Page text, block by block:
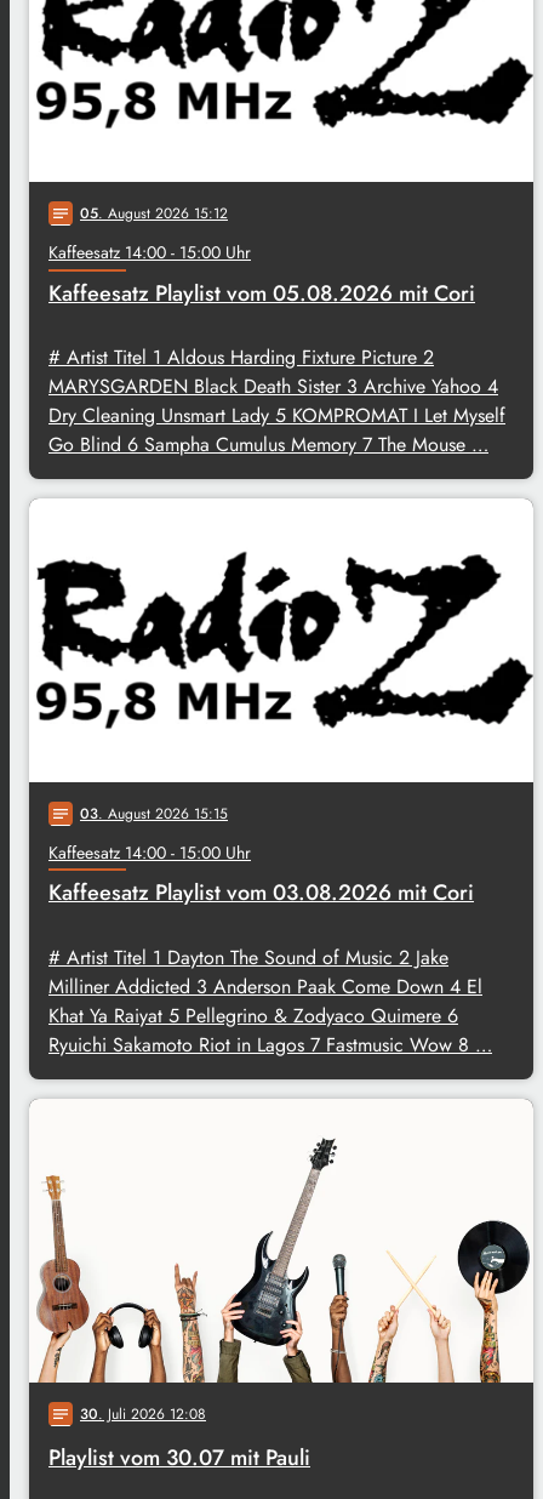
notes 05. August 2026 15:12
Kaffeesatz 14:00 - 15:00 Uhr
Kaffeesatz Playlist vom 05.08.2026 mit Cori
# Artist Titel 1 Aldous Harding Fixture Picture 2
MARYSGARDEN Black Death Sister 3 Archive Yahoo 4
Dry Cleaning Unsmart Lady 5 KOMPROMAT I Let Myself
Go Blind 6 Sampha Cumulus Memory 7 The Mouse …
notes 03. August 2026 15:15
Kaffeesatz 14:00 - 15:00 Uhr
Kaffeesatz Playlist vom 03.08.2026 mit Cori
# Artist Titel 1 Dayton The Sound of Music 2 Jake
Milliner Addicted 3 Anderson Paak Come Down 4 El
Khat Ya Raiyat 5 Pellegrino & Zodyaco Quimere 6
Ryuichi Sakamoto Riot in Lagos 7 Fastmusic Wow 8 …
notes 30. Juli 2026 12:08
Playlist vom 30.07 mit Pauli